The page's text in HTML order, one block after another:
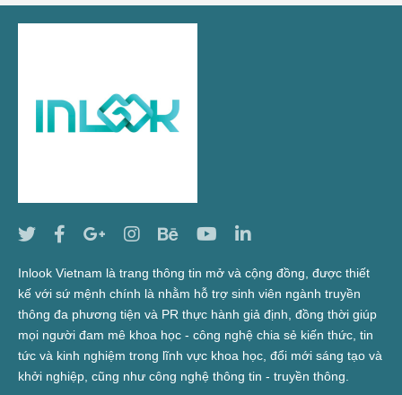
Inlook Vietnam là trang thông tin mở và cộng đồng, được thiết
kế với sứ mệnh chính là nhằm hỗ trợ sinh viên ngành truyền
thông đa phương tiện và PR thực hành giả định, đồng thời giúp
mọi người đam mê khoa học - công nghệ chia sẻ kiến thức, tin
tức và kinh nghiệm trong lĩnh vực khoa học, đổi mới sáng tạo và
khởi nghiệp, cũng như công nghệ thông tin - truyền thông.